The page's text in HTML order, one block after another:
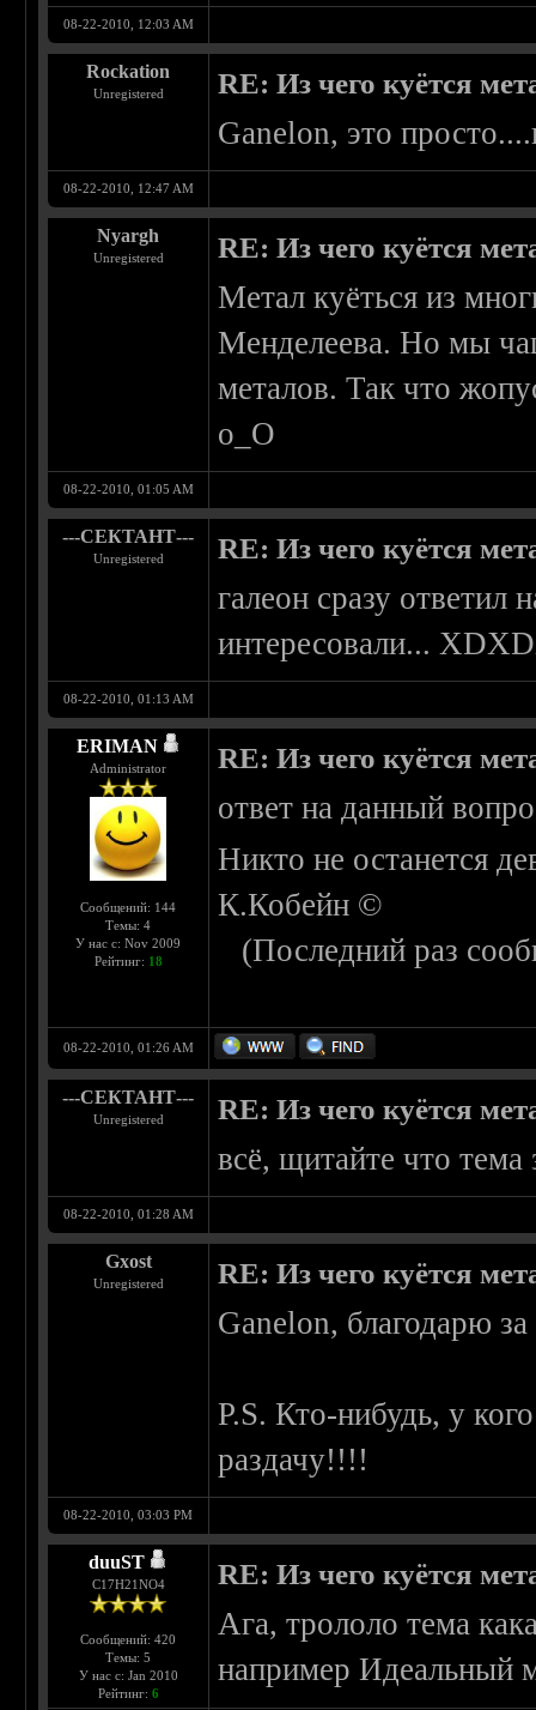
08-22-2010, 12:03 AM
Rockation
Unregistered RE: Из чего куётся
Ganelon, это
08-22-2010, 12:47 AM
Nyargh
Unregistered RE: Из чего куётся
Метал куёться из
Менделеева. Но мы
металов. Так что
о_О
08-22-2010, 01:05 AM
---СЕКТАНТ---
Unregistered RE: Из чего куётся
галеон сразу ответил
интересовали...
08-22-2010, 01:13 AM
ERIMAN
Administrator
Сообщений: 144
Темы: 4
У нас с: Nov 2009
Рейтинг: 18
RE: Из чего куётся
ответ на данный
Никто не останется
К.Кобейн ©
(Последний раз
08-22-2010, 01:26 AM
---СЕКТАНТ---
Unregistered RE: Из чего куётся
всё, щитайте что
08-22-2010, 01:28 AM
Gxost
Unregistered RE: Из чего куётся
Ganelon, благодарю
P.S. Кто-нибудь, у
раздачу!!!!
08-22-2010, 03:03 PM
duuST
С17H21NO4
Сообщений: 420
Темы: 5
У нас с: Jan 2010
Рейтинг: 6
RE: Из чего куётся
Ага, трололо тема
например Идеальный